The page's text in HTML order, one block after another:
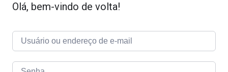
Olá, bem-vindo de volta!